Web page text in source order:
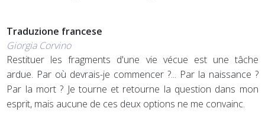
Traduzione francese
Giorgia Corvino
Restituer les fragments d'une vie vécue est une tâche
ardue. Par où devrais-je commencer ?... Par la naissance ?
Par la mort ? Je tourne et retourne la question dans mon
esprit, mais aucune de ces deux options ne me convainc.